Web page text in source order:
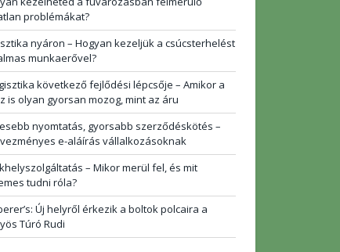
problémákat?
nyáron – Hogyan kezeljük a csúcsterhelést
munkaerővel?
következő fejlődési lépcsője – Amikor a
is olyan gyorsan mozog, mint az áru
nyomtatás, gyorsabb szerződéskötés –
e-aláírás vállalkozásoknak
– Mikor merül fel, és mit
tudni róla?
Új helyről érkezik a boltok polcaira a
Túró Rudi